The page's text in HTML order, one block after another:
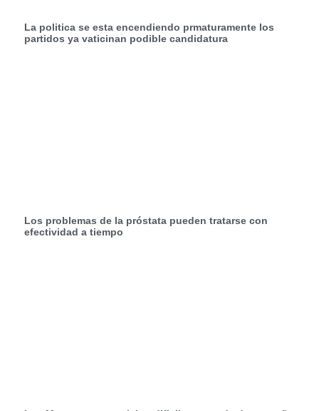
La politica se esta encendiendo prmaturamente los
partidos ya vaticinan podible candidatura
Los problemas de la próstata pueden tratarse con
efectividad a tiempo